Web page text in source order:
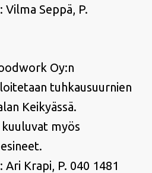
Vilma Seppä, P.
Oy:n
tuhkausuurnien
Keikyässä.
myös
Ari Krapi, P. 040 1481